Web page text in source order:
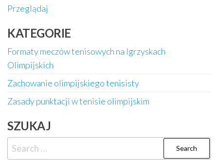
Przeglądaj
KATEGORIE
Formaty meczów tenisowych na Igrzyskach
Olimpijskich
Zachowanie olimpijskiego tenisisty
Zasady punktacji w tenisie olimpijskim
SZUKAJ
Search
for: